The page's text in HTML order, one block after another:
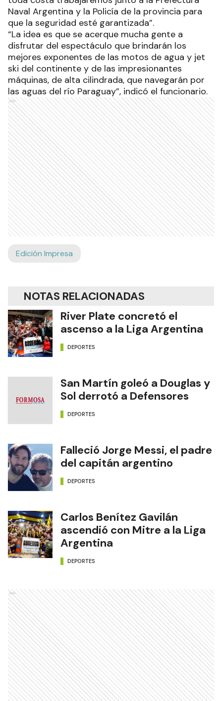
Naval Argentina y la Policía de la provincia para
que la seguridad esté garantizada”.
“La idea es que se acerque mucha gente a
disfrutar del espectáculo que brindarán los
mejores exponentes de las motos de agua y jet
ski del continente y de las impresionantes
máquinas, de alta cilindrada, que navegarán por
las aguas del río Paraguay”, indicó el funcionario.
Ads
Edición Impresa
NOTAS RELACIONADAS
River Plate concretó el
ascenso a la Liga Argentina
DEPORTES
San Martín goleó a Douglas y
Sol derrotó a Defensores
DEPORTES
Falleció Jorge Messi, el padre
del capitán argentino
DEPORTES
Carlos Benítez Gavilán
ascendió con Mitre a la Liga
Argentina
DEPORTES
Ads